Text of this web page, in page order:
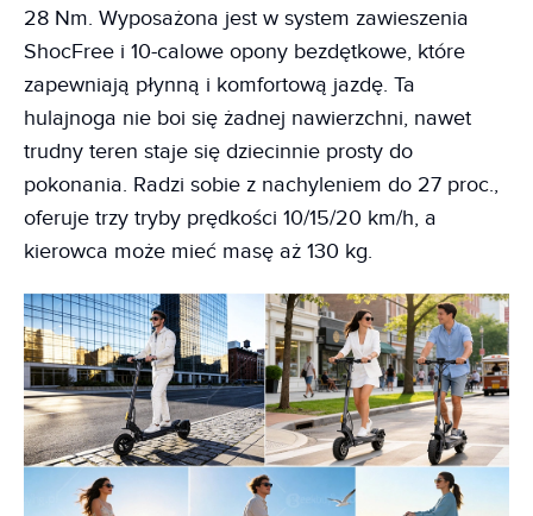
28 Nm. Wyposażona jest w system zawieszenia
ShocFree i 10-calowe opony bezdętkowe, które
zapewniają płynną i komfortową jazdę. Ta
hulajnoga nie boi się żadnej nawierzchni, nawet
trudny teren staje się dziecinnie prosty do
pokonania. Radzi sobie z nachyleniem do 27 proc.,
oferuje trzy tryby prędkości 10/15/20 km/h, a
kierowca może mieć masę aż 130 kg.